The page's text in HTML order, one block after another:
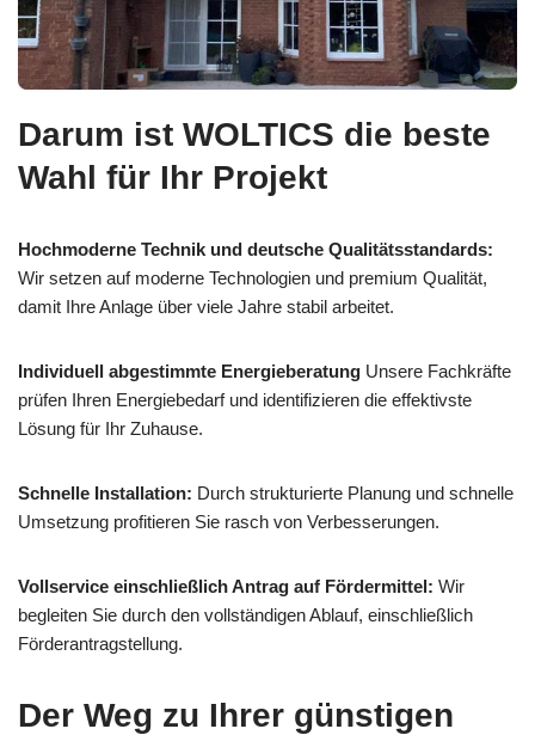
Darum ist WOLTICS die beste
Wahl für Ihr Projekt
Hochmoderne Technik und deutsche Qualitätsstandards:
Wir setzen auf moderne Technologien und premium Qualität,
damit Ihre Anlage über viele Jahre stabil arbeitet.
Individuell abgestimmte Energieberatung Unsere Fachkräfte
prüfen Ihren Energiebedarf und identifizieren die effektivste
Lösung für Ihr Zuhause.
Schnelle Installation: Durch strukturierte Planung und schnelle
Umsetzung profitieren Sie rasch von Verbesserungen.
Vollservice einschließlich Antrag auf Fördermittel: Wir
begleiten Sie durch den vollständigen Ablauf, einschließlich
Förderantragstellung.
Der Weg zu Ihrer günstigen